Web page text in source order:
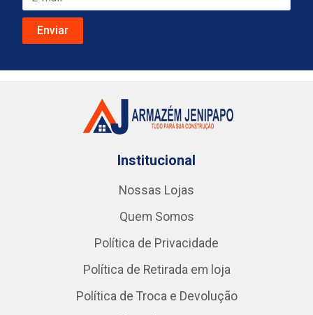
Institucional
Nossas Lojas
Quem Somos
Política de Privacidade
Política de Retirada em loja
Política de Troca e Devolução